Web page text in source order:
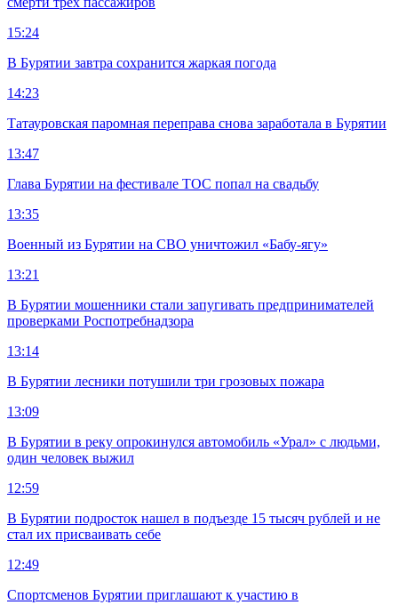
15:24
В Бурятии завтра сохранится жаркая погода
14:23
Татауровская паромная переправа снова заработала в Бурятии
13:47
Глава Бурятии на фестивале ТОС попал на свадьбу
13:35
Военный из Бурятии на СВО уничтожил «Бабу-ягу»
13:21
В Бурятии мошенники стали запугивать предпринимателей
проверками Роспотребнадзора
13:14
В Бурятии лесники потушили три грозовых пожара
13:09
В Бурятии в реку опрокинулся автомобиль «Урал» с людьми,
один человек выжил
12:59
В Бурятии подросток нашел в подъезде 15 тысяч рублей и не
стал их присваивать себе
12:49
Спортсменов Бурятии приглашают к участию в